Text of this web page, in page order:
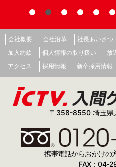
会社概要 会社沿革 社長あいさつ
加入約款
個人情報の取り扱い 放
アクセス
採用情報 新卒採用情報
〒358-8550 埼玉県
携帯電話からおかけ
FAX：04-